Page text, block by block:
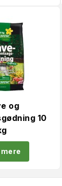
og
10